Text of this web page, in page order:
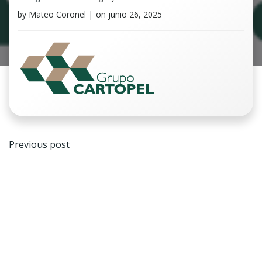
by Mateo Coronel | on junio 26, 2025
Navegación
Previous post